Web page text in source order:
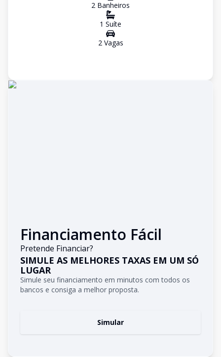
2 Banheiros
1 Suíte
2Vagas
Financiamento Fácil
Pretende Financiar?
SIMULE AS MELHORES TAXAS EM UM SÓ
LUGAR
Simule seu financiamento em minutos com todos os
bancos e consiga a melhor proposta.
Simular